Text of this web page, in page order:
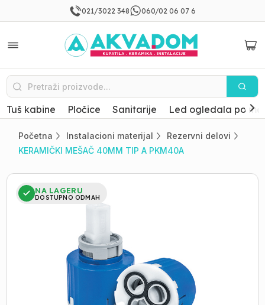
021/3022 348 060/02 06 07 6
Tuš kabine Pločice Sanitarije Led ogledala po
Početna Instalacioni materijal
Rezervni delovi
KERAMIČKI MEŠAČ 40MM TIP A PKM40A
NA LAGERU
DOSTUPNO ODMAH